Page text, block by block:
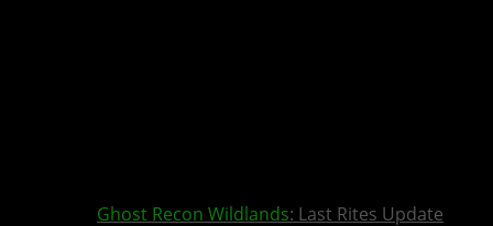
Ghost Recon Wildlands: Last Rites Update